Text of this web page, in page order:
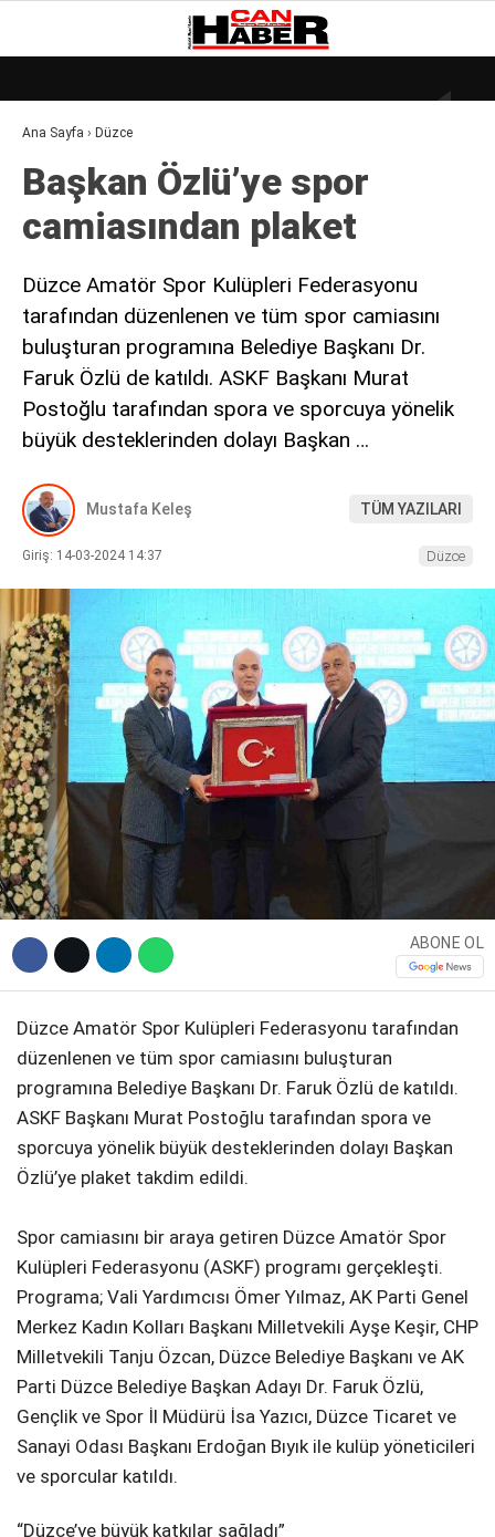
WhatsApp İhbar Hattı
Facebook
21.1°
GALERİ
DÜNYA
EKONOMI
KÜLÜR – SANAT
MAGAZIN
SAĞLIK
POLITIKA
ASAYIŞ
DIĞER
Ana Sayfa › Düzce
Başkan Özlü’ye spor
camiasından plaket
Düzce Amatör Spor Kulüpleri Federasyonu
tarafından düzenlenen ve tüm spor camiasını
buluşturan programına Belediye Başkanı Dr.
Faruk Özlü de katıldı. ASKF Başkanı Murat
Postoğlu tarafından spora ve sporcuya yönelik
büyük desteklerinden dolayı Başkan …
Mustafa Keleş TÜM YAZILARI
Giriş: 14-03-2024 14:37 Düzce
ABONE OL
Düzce Amatör Spor Kulüpleri Federasyonu tarafından
düzenlenen ve tüm spor camiasını buluşturan
programına Belediye Başkanı Dr. Faruk Özlü de katıldı.
ASKF Başkanı Murat Postoğlu tarafından spora ve
sporcuya yönelik büyük desteklerinden dolayı Başkan
Özlü’ye plaket takdim edildi.
Spor camiasını bir araya getiren Düzce Amatör Spor
Kulüpleri Federasyonu (ASKF) programı gerçekleşti.
Programa; Vali Yardımcısı Ömer Yılmaz, AK Parti Genel
Merkez Kadın Kolları Başkanı Milletvekili Ayşe Keşir, CHP
Milletvekili Tanju Özcan, Düzce Belediye Başkanı ve AK
Parti Düzce Belediye Başkan Adayı Dr. Faruk Özlü,
Gençlik ve Spor İl Müdürü İsa Yazıcı, Düzce Ticaret ve
Sanayi Odası Başkanı Erdoğan Bıyık ile kulüp yöneticileri
ve sporcular katıldı.
“Düzce’ye büyük katkılar sağladı”